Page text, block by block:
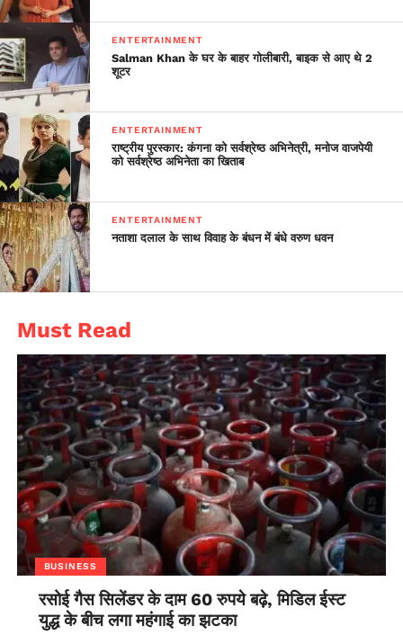
ENTERTAINMENT
Salman Khan के घर के बाहर गोलीबारी, बाइक से आए थे 2
शूटर
ENTERTAINMENT
राष्ट्रीय पुरस्कार: कंगना को सर्वश्रेष्ठ अभिनेत्री, मनोज वाजपेयी
को सर्वश्रेष्ठ अभिनेता का खिताब
ENTERTAINMENT
नताशा दलाल के साथ विवाह के बंधन में बंधे वरुण धवन
Must Read
BUSINESS
रसोई गैस सिलेंडर के दाम 60 रुपये बढ़े, मिडिल ईस्ट
युद्ध के बीच लगा महंगाई का झटका